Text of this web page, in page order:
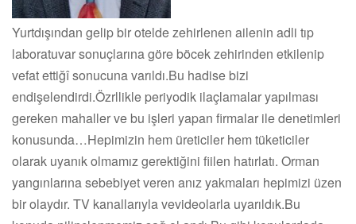
Yurtdışından gelip bir otelde zehirlenen ailenin adli tıp
laboratuvar sonuçlarına göre böcek zehirinden etkilenip
vefat ettiğî sonucuna varıldı.Bu hadise bizi
endişelendirdi.Özrllikle periyodik ilaçlamalar yapılması
gereken mahaller ve bu işleri yapan firmalar ile denetimleri
konusunda…Hepimizin hem üreticiler hem tüketiciler
olarak uyanık olmamız gerektiğini fiilen hatırlatı. Orman
yangınlarına sebebiyet veren anız yakmaları hepimizi üzen
bir olaydır. TV kanallarıyla vevideolarla uyarıldık.Bu